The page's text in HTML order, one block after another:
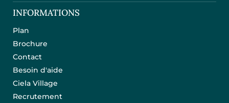
INFORMATIONS
Plan
Brochure
Contact
Besoin d'aide
Ciela Village
Recrutement